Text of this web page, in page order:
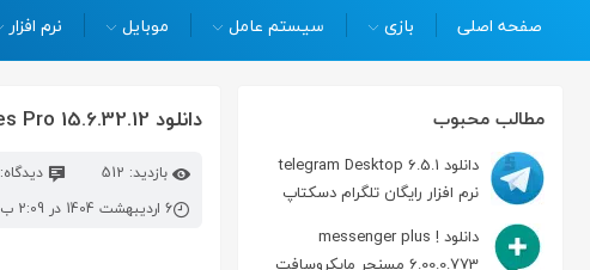
صفحه اصلی بازی سیستم عامل موبایل نرم افزار
مطالب محبوب
دانلود telegram Desktop 6.5.1
نرم افزار رایگان تلگرام دسکتاپ
دانلود messenger plus !
6.00.0.773 مسنجر مایکروسافت
دانلود fix it utilities Pro 15.6.32.12 تعمير و بهینه سازی ويندوز
بازدید: 512 دیدگاه: 0
6 اردیبهشت 1404 در 2:09 ب.ظ